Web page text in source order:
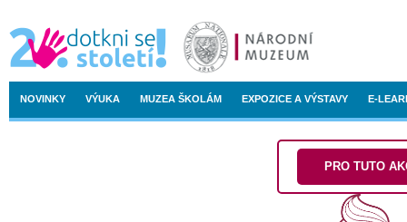
NOVINKY VÝUKA MUZEA ŠKOLÁM EXPOZICE A VÝSTAVY E-
PRO TUTO